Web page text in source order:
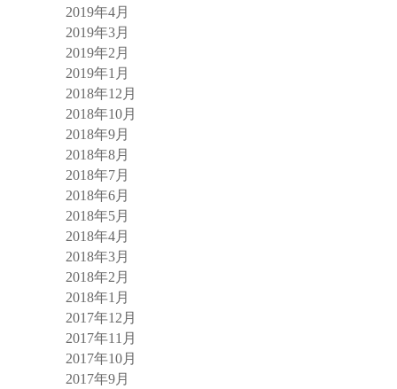
2019年4月
2019年3月
2019年2月
2019年1月
2018年12月
2018年10月
2018年9月
2018年8月
2018年7月
2018年6月
2018年5月
2018年4月
2018年3月
2018年2月
2018年1月
2017年12月
2017年11月
2017年10月
2017年9月